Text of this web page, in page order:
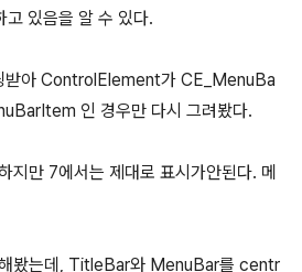
있음을 알 수 있다.
아 ControlElement가 CE_MenuBa
인 경우만 다시 그려봤다.
지만 7에서는 제대로 표시가안된다. 메
봤는데, TitleBar와 MenuBar를 centr